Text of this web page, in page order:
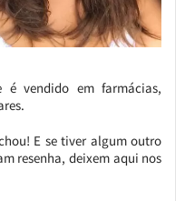
é vendido em farmácias,
E se tiver algum outro
resenha, deixem aqui nos